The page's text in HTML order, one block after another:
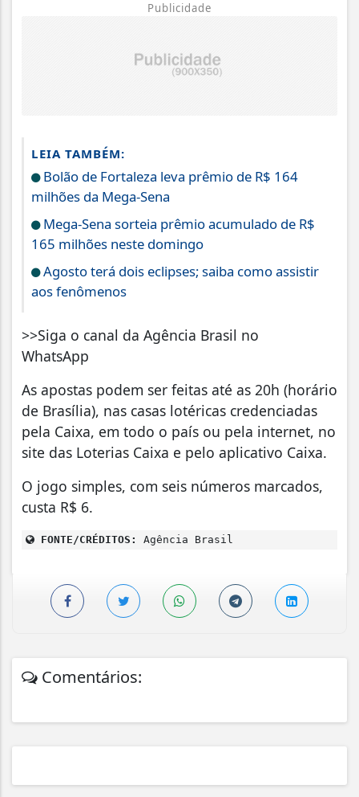
Publicidade
LEIA TAMBÉM:
Bolão de Fortaleza leva prêmio de R$ 164
milhões da Mega-Sena
Mega-Sena sorteia prêmio acumulado de R$
165 milhões neste domingo
Agosto terá dois eclipses; saiba como assistir
aos fenômenos
>>Siga o canal da Agência Brasil no
WhatsApp
As apostas podem ser feitas até as 20h (horário
de Brasília), nas casas lotéricas credenciadas
pela Caixa, em todo o país ou pela internet, no
site das Loterias Caixa e pelo aplicativo Caixa.
O jogo simples, com seis números marcados,
custa R$ 6.
FONTE/CRÉDITOS: Agência Brasil
Comentários: